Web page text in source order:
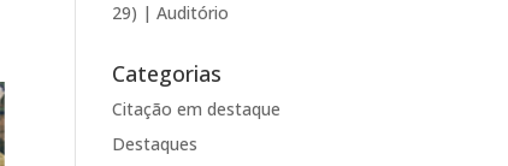
29) | Auditório
Categorias
Citação em destaque
Destaques